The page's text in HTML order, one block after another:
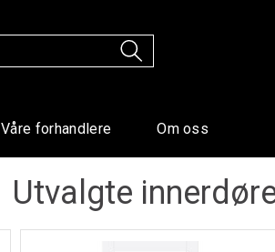
Våre forhandlere Om oss
Utvalgte